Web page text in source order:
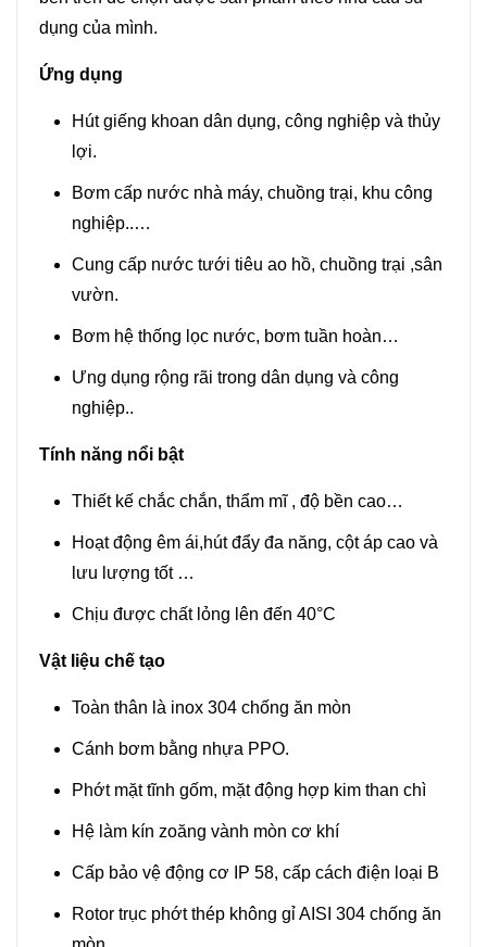
dụng của mình.
Ứng dụng
Hút giếng khoan dân dụng, công nghiệp và thủy
lợi.
Bơm cấp nước nhà máy, chuồng trại, khu công
nghiệp..…
Cung cấp nước tưới tiêu ao hồ, chuồng trại ,sân
vườn.
Bơm hệ thống lọc nước, bơm tuần hoàn…
Ưng dụng rộng rãi trong dân dụng và công
nghiệp..
Tính năng nổi bật
Thiết kế chắc chắn, thẩm mĩ , độ bền cao…
Hoạt động êm ái,hút đẩy đa năng, cột áp cao và
lưu lượng tốt …
Chịu được chất lỏng lên đến 40°C
Vật liệu chế tạo
Toàn thân là inox 304 chống ăn mòn
Cánh bơm bằng nhựa PPO.
Phớt mặt tĩnh gốm, mặt động hợp kim than chì
Hệ làm kín zoăng vành mòn cơ khí
Cấp bảo vệ động cơ IP 58, cấp cách điện loại B
Rotor trục phớt thép không gỉ AISI 304 chống ăn